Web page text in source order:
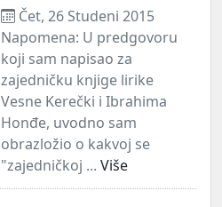
Čet, 26 Studeni 2015
Napomena: U predgovoru
koji sam napisao za
zajedničku knjige lirike
Vesne Kerečki i Ibrahima
Honđe, uvodno sam
obrazložio o kakvoj se
"zajedničkoj ... Više